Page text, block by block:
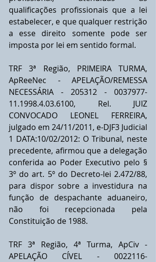
qualificações profissionais que a lei
estabelecer, e que qualquer restrição
a esse direito somente pode ser
imposta por lei em sentido formal.
TRF 3ª Região, PRIMEIRA TURMA,
ApReeNec - APELAÇÃO/REMESSA
NECESSÁRIA - 205312 - 0037977-
11.1998.4.03.6100, Rel. JUIZ
CONVOCADO LEONEL FERREIRA,
julgado em 24/11/2011, e-DJF3 Judicial
1 DATA:10/02/2012: O Tribunal, neste
precedente, afirmou que a delegação
conferida ao Poder Executivo pelo §
3º do art. 5º do Decreto-lei 2.472/88,
para dispor sobre a investidura na
função de despachante aduaneiro,
não foi recepcionada pela
Constituição de 1988.
TRF 3ª Região, 4ª Turma, ApCiv -
APELAÇÃO CÍVEL - 0022116-